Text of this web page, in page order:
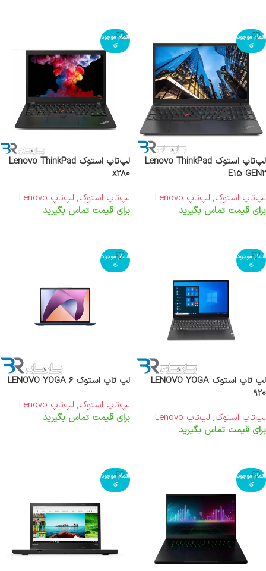
اتمام موجود
ی
لپ‌تاپ استوک Lenovo ThinkPad
E15 GEN2
لپ‌تاپ استوک, لپ‌تاپ Lenovo
برای قیمت تماس بگیرید
اتمام موجود
ی
لپ‌تاپ استوک Lenovo ThinkPad
x280
لپ‌تاپ استوک, لپ‌تاپ Lenovo
برای قیمت تماس بگیرید
اتمام موجود
ی
لپ تاپ استوک LENOVO YOGA
920
لپ‌تاپ استوک, لپ‌تاپ Lenovo
برای قیمت تماس بگیرید
اتمام موجود
ی
لپ تاپ استوک LENOVO YOGA 6
لپ‌تاپ استوک, لپ‌تاپ Lenovo
برای قیمت تماس بگیرید
اتمام موجود
ی
اتمام موجود
ی